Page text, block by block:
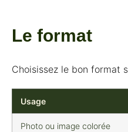
Le format
Choisissez le bon format
Usage
Photo ou image colorée